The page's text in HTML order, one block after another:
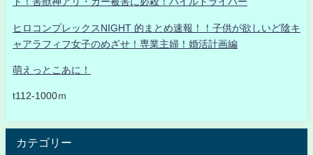
ヒロコンプレックスNIGHT 的まとめ速報！！子供が欲しいど陰キ
ャアラフィフ女子のめざせ！専業主婦！婚活計画編
萌えっとこあに！
t112-1000ｍ
カテゴリー